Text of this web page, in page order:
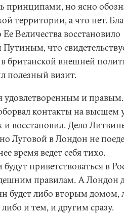
принципами, но ясно
территории, а что нет.
Величества восстановило
что
британской внешней
полезный визит.
удовлетворенным и
контакты на высшем
и восстановил. Дело
Луговой в Лондон не
время ведет себя тихо.
приветствоваться в
правилам. А Лондон
будет либо вторым домом,
и тем, и другим сразу.